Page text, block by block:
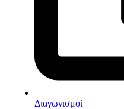
Διαγωνισμοί